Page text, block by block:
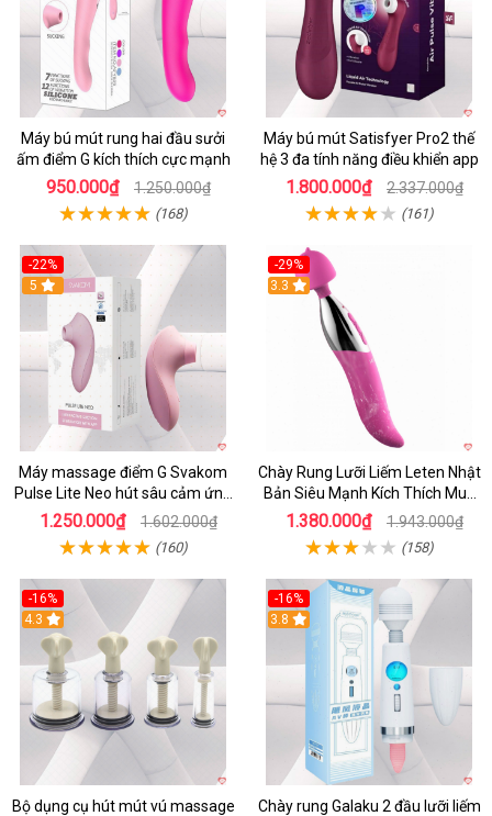
Máy bú mút rung hai đầu sưởi
ấm điểm G kích thích cực mạnh
950.000₫ 1.250.000₫
(168)
Máy bú mút Satisfyer Pro2 thế
hệ 3 đa tính năng điều khiển app
1.800.000₫ 2.337.000₫
(161)
-22%
5
Máy massage điểm G Svakom
Pulse Lite Neo hút sâu cảm ứng
app bluetooth
1.250.000₫ 1.602.000₫
(160)
-29%
3.3
Chày Rung Lưỡi Liếm Leten Nhật
Bản Siêu Mạnh Kích Thích Mua
Ngay
1.380.000₫ 1.943.000₫
(158)
-16%
4.3
Bộ dụng cụ hút mút vú massage
-16%
3.8
Chày rung Galaku 2 đầu lưỡi liếm